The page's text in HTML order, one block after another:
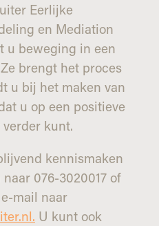
Eerlijke
en Mediation
u beweging in een
brengt het proces
u bij het maken van
u op een positieve
kunt.
kennismaken
076-3020017 of
mail naar
U kunt ook